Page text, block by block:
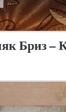
Бриз –